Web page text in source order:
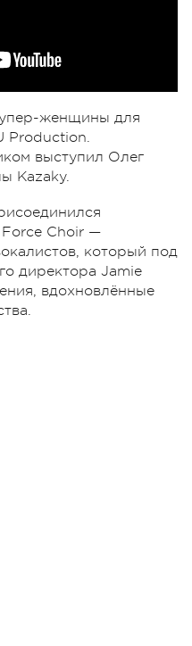
женщины для
Production.
выступил Олег
Kazaky.
Choir —
который под
директора Jamie
вдохновлённые